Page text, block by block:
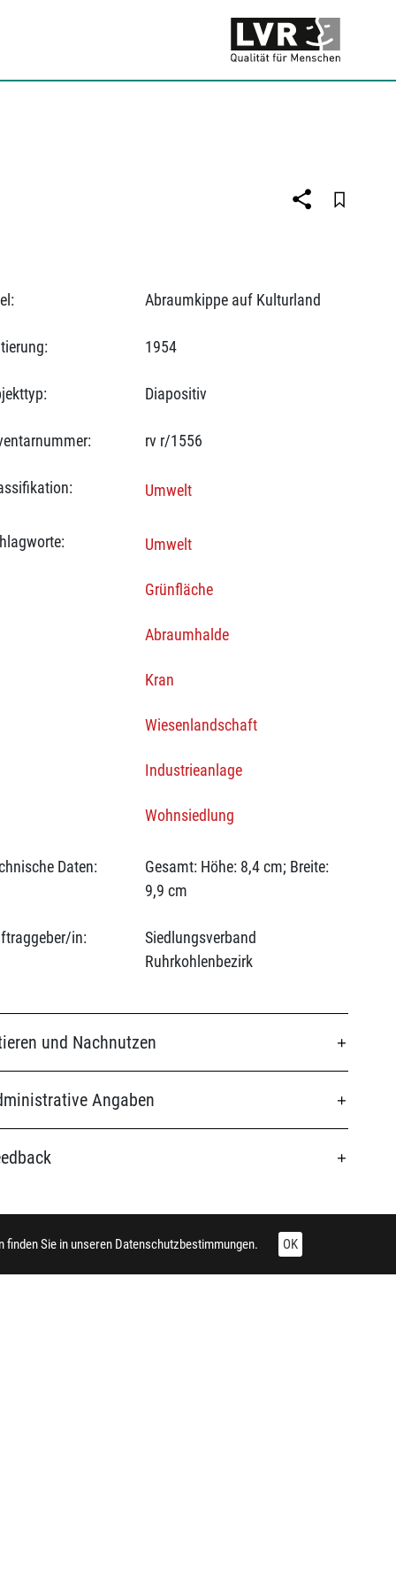
Abraumkippe auf Kulturland
1954
Diapositiv
rv r/1556
Umwelt
Umwelt
Grünfläche
Abraumhalde
Kran
Wiesenlandschaft
Industrieanlage
Wohnsiedlung
Daten:
Gesamt: Höhe: 8,4 cm; Breite:
9,9 cm
in:
Siedlungsverband
Ruhrkohlenbezirk
und Nachnutzen
Angaben
finden Sie in unseren Datenschutzbestimmungen. OK